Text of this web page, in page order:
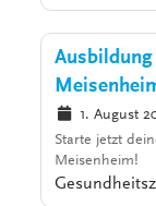
Ausbildung
1. August
Starte jetzt
Meisenheim!